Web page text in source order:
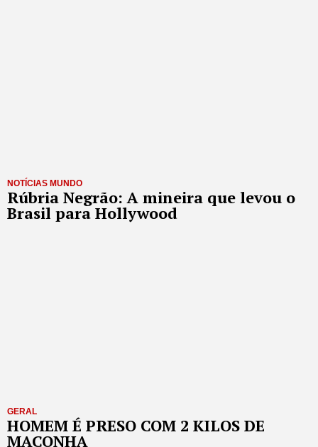
NOTÍCIAS MUNDO
Rúbria Negrão: A mineira que levou o
Brasil para Hollywood
GERAL
HOMEM É PRESO COM 2 KILOS DE
MACONHA